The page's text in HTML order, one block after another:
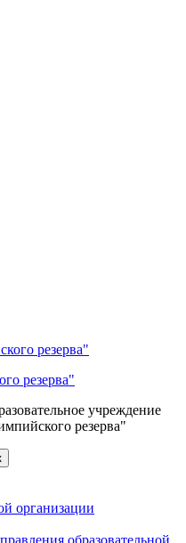
резерва"
учреждение
резерва"
организации
образовательной